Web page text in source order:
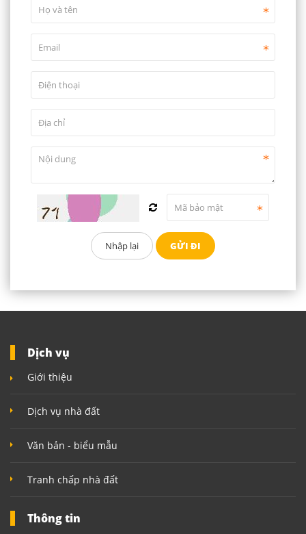
Dịch vụ
Giới thiệu
Dịch vụ nhà đất
Văn bản - biểu mẫu
Tranh chấp nhà đất
Thông tin